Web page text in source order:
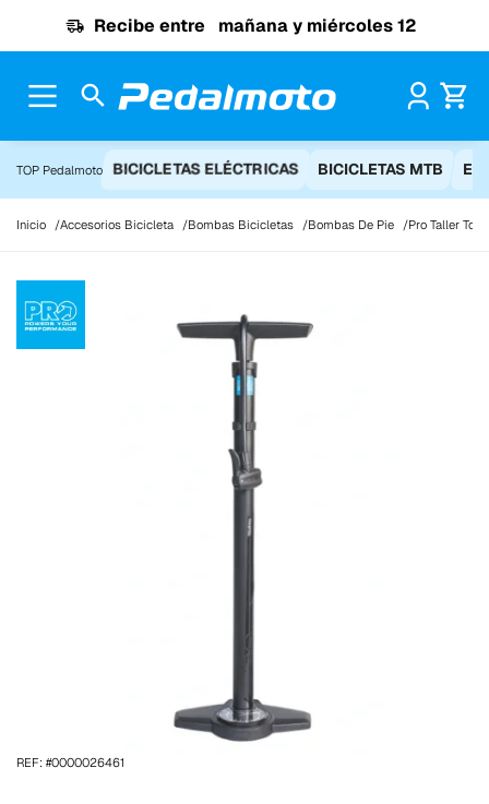
Recibe entre mañana y miércoles 12
TOP Pedalmoto BICICLETAS ELÉCTRICAS BICICLETAS MTB
Inicio Accesorios Bicicleta Bombas Bicicletas Bombas De Pie Pro Taller
REF: #0000026461